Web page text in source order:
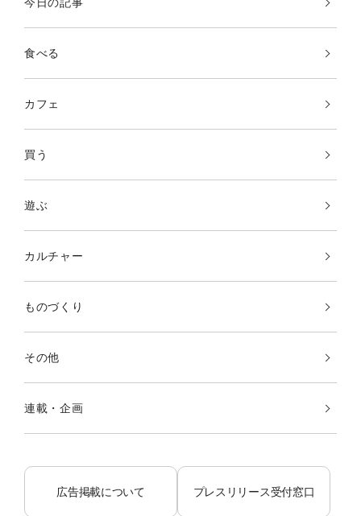
食べる
カフェ
買う
遊ぶ
カルチャー
ものづくり
その他
連載・企画
広告掲載について プレスリリース受付窓口